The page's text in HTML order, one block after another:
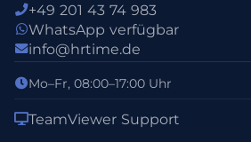
+49 201 43 74 983
WhatsApp verfügbar
info@hrtime.de
Mo–Fr, 08:00–17:00 Uhr
TeamViewer Support